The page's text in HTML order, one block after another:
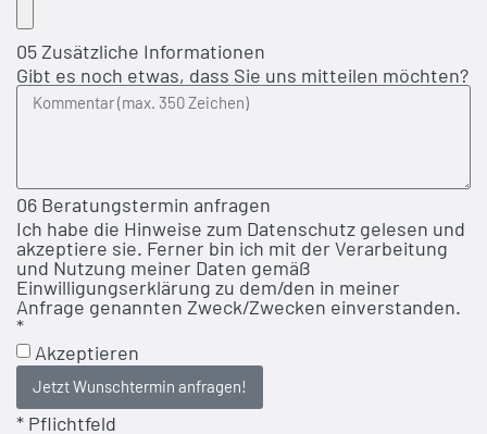
05 Zusätzliche Informationen
Gibt es noch etwas, dass Sie uns mitteilen möchten?
06 Beratungstermin anfragen
Ich habe die Hinweise zum Datenschutz gelesen und
akzeptiere sie. Ferner bin ich mit der Verarbeitung
und Nutzung meiner Daten gemäß
Einwilligungserklärung zu dem/den in meiner
Anfrage genannten Zweck/Zwecken einverstanden.
*
Akzeptieren
Jetzt Wunschtermin anfragen!
* Pflichtfeld